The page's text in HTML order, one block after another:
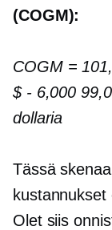
(COGM):
COGM =
$ -6,000
dollaria
Tässä
Olet siis